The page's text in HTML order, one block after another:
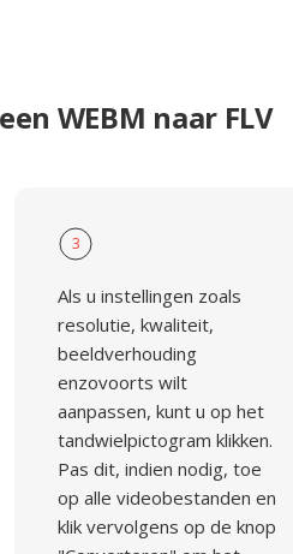
WEBM naar FLV
3
Als u instellingen zoals
resolutie, kwaliteit,
beeldverhouding
enzovoorts wilt
aanpassen, kunt u op het
tandwielpictogram klikken.
Pas dit, indien nodig, toe
op alle videobestanden en
klik vervolgens op de knop